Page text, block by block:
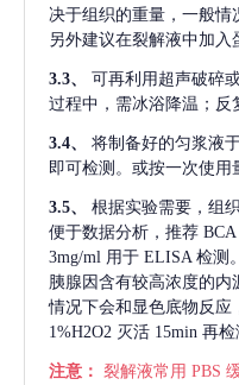
决于组织的重量，一般情
另外建议在裂解液中加入
3.3、 可再利用超声破碎
过程中，需冰浴降温；反
3.4、 将制备好的匀浆液
即可检测。或按一次使用
3.5、 根据实验需要，组
便于数据分析，推荐
3mg/ml 用于 ELISA 检测
胰腺因含有较高浓度的
情况下会和显色底物反应
1%H2O2 灭活 15min 再检
注意： 裂解液常用 PBS